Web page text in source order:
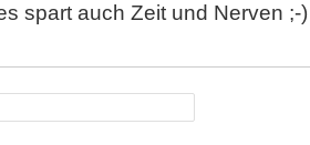
spart auch Zeit und Nerven ;-)